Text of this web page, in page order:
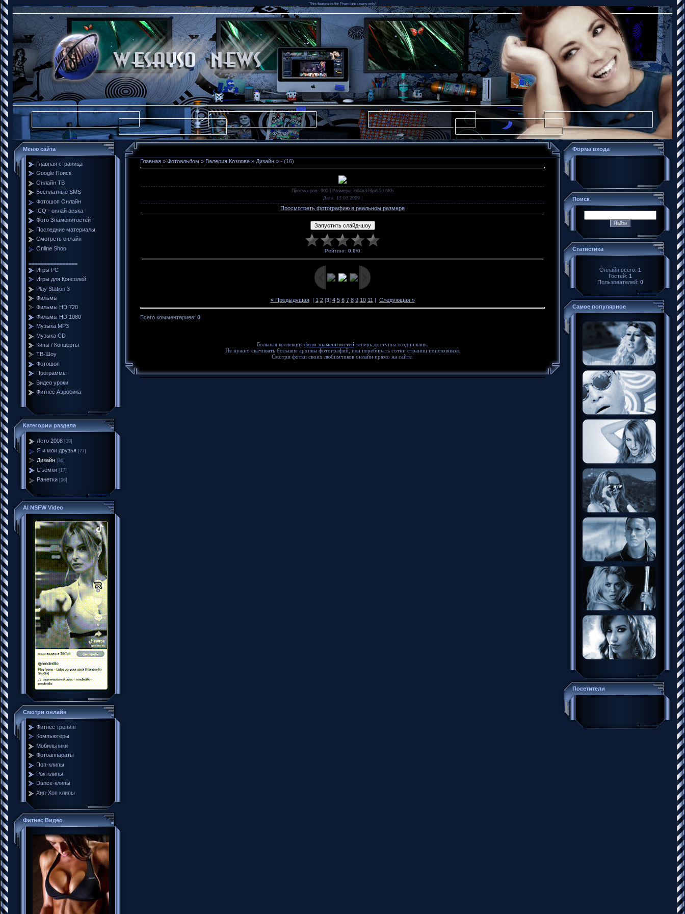
This feature is for Premium users only!
Меню сайта
Главная страница
Google Поиск
Онлайн ТВ
Бесплатные SMS
Фотошоп Онлайн
ICQ - онлай аська
Фото Знаменитостей
Последние материалы
Смотреть онлайн
Online Shop
================
Игры PC
Игры для Консолей
Play Station 3
Фильмы
Фильмы HD 720
Фильмы HD 1080
Музыка MP3
Музыка CD
Кипы / Концерты
ТВ-Шоу
Фотошоп
Программы
Видео уроки
Фитнес Аэробика
Категории раздела
Лето 2008 [39]
Я и мои друзья [77]
Дизайн [36]
Съёмки [17]
Ранетки [96]
AI NSFW Video
Смотри онлайн
Фитнес тренинг
Компьютеры
Мобильники
Фотоаппараты
Поп-клипы
Рок-клипы
Dance-клипы
Хип-Хоп клипы
Фитнес Видео
Главная » Фотоальбом » Валерия Козлова » Дизайн » - (16)
Просмотров: 900 | Размеры: 604x378px/59.6Kb
Дата: 13.03.2009
Просмотреть фотографию в реальном размере
Рейтинг: 0.0/0
« Предыдущая| 1 2[3] 4 5 6 7 8 9 10 11 | Следующая »
Всего комментариев: 0
Большая коллекция фото знаменитостей теперь доступна в один клик.
Не нужно скачивать большие архивы фотографий, или перебирать сотни страниц поисковиков.
Смотри фотки своих любимчиков онлайн прямо на сайте.
Форма входа
Поиск
Статистика
Онлайн всего: 1
Гостей: 1
Пользователей: 0
Самое популярное
Посетители